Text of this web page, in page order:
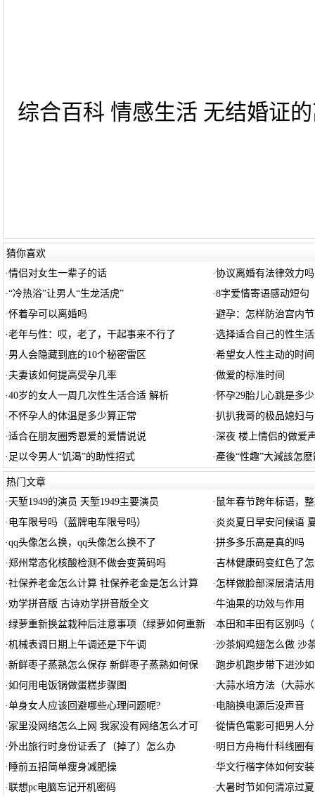
综合百科 情感生活 无结婚证
猜你喜欢
·情侣对女生一辈子的话 ·协议离婚有法律效力吗
·“冷热浴”让男人“生龙活虎” ·8字爱情寄语感动短句
·怀着孕可以离婚吗 ·避孕：怎样防治宫内
·老年与性：哎，老了，干起事来不行了 ·选择适合自己的性生
· 男人会隐藏到底的10个秘密雷区 ·希望女人性主动的时间
· 夫妻该如何提高受孕几率 ·做爱的标准时间
·40岁的女人一周几次性生活合适 解析 ·怀孕29胎儿心跳是多
·不怀孕人的体温是多少算正常 ·扒扒我哥的极品媳妇
·适合在朋友圈秀恩爱的爱情说说 ·深夜 楼上情侣的做爱
· 足以令男人“饥渴”的助性招式 · 產後“性趣”大減該怎
热门文章
· 天堑1949的演员 天堑1949主要演员 · 鼠年春节跨年标语，
· 电车限号吗（蓝牌电车限号吗） · 炎炎夏日早安问候语
·qq头像怎么换，qq头像怎么换不了 ·拼多多乐高是真的吗
·郑州常态化核酸检测不做会变黄码吗 ·吉林健康码变红色了
·社保养老金怎么计算 社保养老金是怎么计算 · 怎样做脸部深层清洁
·劝学拼音版 古诗劝学拼音版全文 ·牛油果的功效与作用
·绿萝重新换盆栽种后注意事项（绿萝如何重新 ·本田和丰田有区别吗
·机械表调日期上午调还是下午调 ·沙茶焖鸡翅怎么做 沙
·新鲜枣子蒸熟怎么保存 新鲜枣子蒸熟如何保 · 跑步机跑步带下进沙
·如何用电饭锅做蛋糕步骤图 ·大蒜水培方法（大蒜
·单身女人应该回避哪些心理问题呢? · 电脑换电源后没声音
· 家里没网络怎么上网 我家没有网络怎么才可 ·從情色電影可把男人
·外出旅行时身份证丢了（掉了）怎么办 · 明日方舟梅什科线圈
· 睡前五招简单瘦身减肥操 ·华文行楷字体如何安
·联想pc电脑忘记开机密码 ·大暑时节如何清凉过